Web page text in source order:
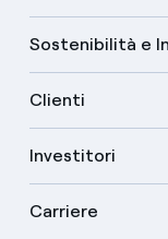
Sostenibilità e
Clienti
Investitori
Carriere